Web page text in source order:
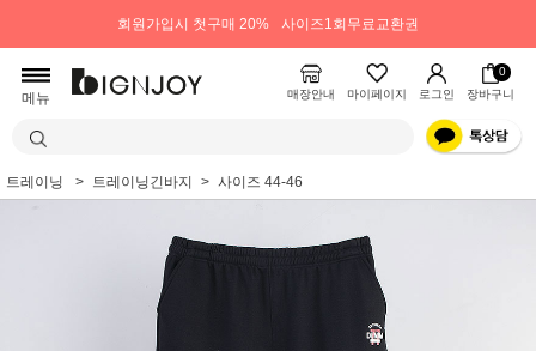
회원가입시 첫구매 20% 사이즈1회무료교환권
메뉴 매장안내 마이페이지 로그인
0
장바구니
트레이닝 트레이닝긴바지 사이즈 44-46